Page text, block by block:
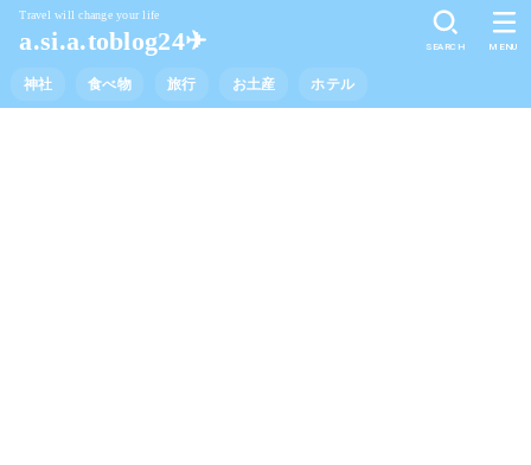
Travel will change your life
a.si.a.toblog24✈︎
神社 食べ物 旅行 お土産 ホテル
SEARCH MENU